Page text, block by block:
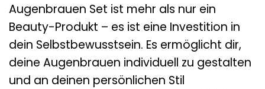
Augenbrauen Set ist mehr als nur ein
Beauty-Produkt – es ist eine Investition in
dein Selbstbewusstsein. Es ermöglicht dir,
deine Augenbrauen individuell zu gestalten
und an deinen persönlichen Stil